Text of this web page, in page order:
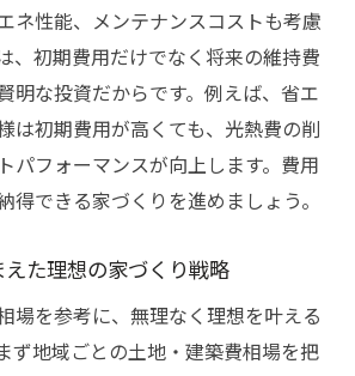
ネ性能、メンテナンスコストも考慮
、初期費用だけでなく将来の維持費
明な投資だからです。例えば、省エ
は初期費用が高くても、光熱費の削
パフォーマンスが向上します。費用
得できる家づくりを進めましょう。
た理想の家づくり戦略
場を参考に、無理なく理想を叶える
ず地域ごとの土地・建築費相場を把